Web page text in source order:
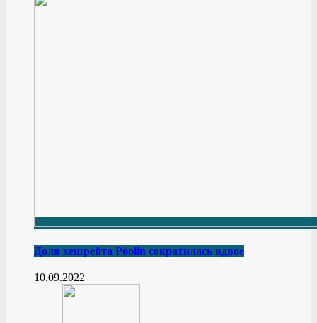
Доля хешрейта Poolin сократилась вдвое
10.09.2022